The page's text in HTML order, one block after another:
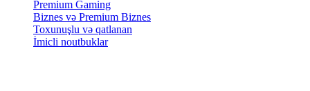
Premium Gaming
Biznes və Premium Biznes
Toxunuşlu və qatlanan
İmicli noutbuklar